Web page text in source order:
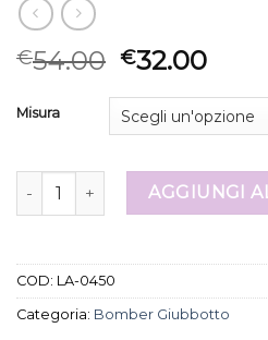
€54.00 €32.00
Misura
bomber giubbotto quantità
AGGIUNGI
COD: LA-0450
Categoria: Bomber Giubbotto